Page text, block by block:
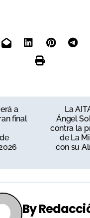
a
final
La
Ángel
contra la
de La
con su
By